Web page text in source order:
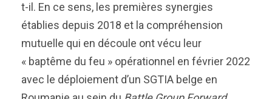
t-il. En ce sens, les premières synergies
établies depuis 2018 et la compréhension
mutuelle qui en découle ont vécu leur
« baptême du feu » opérationnel en février 2022
avec le déploiement d’un SGTIA belge en